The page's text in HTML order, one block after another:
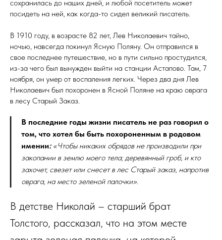
сохранилась до наших дней, и любой посетитель может
посидеть на ней, как когда-то сидел великий писатель.
В 1910 году, в возрасте 82 лет, Лев Николаевич тайно,
ночью, навсегда покинул Ясную Поляну. Он отправился в
свое последнее путешествие, но в пути сильно простудился,
из-за чего был вынужден выйти на станции Астапово. Там, 7
ноября, он умер от воспаления легких. Через два дня Лев
Николаевич был похоронен в Ясной Поляне на краю оврага
в лесу Старый Заказ.
В последние годы жизни писатель не раз говорил о
том, что хотел бы быть похороненным в родовом
имении: «Чтобы никаких обрядов не производили при
закопании в землю моего тела; деревянный гроб, и кто
захочет, свезет или снесет в лес Старый заказ, напротив
оврага, на место зеленой палочки».
В детстве Николай – старший брат
Толстого, рассказал, что на этом месте